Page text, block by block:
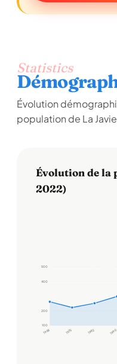
Statistics
Évolution
population de La
Évolution de la
2022)
100
200
400
500
1968 1975 1982 1990